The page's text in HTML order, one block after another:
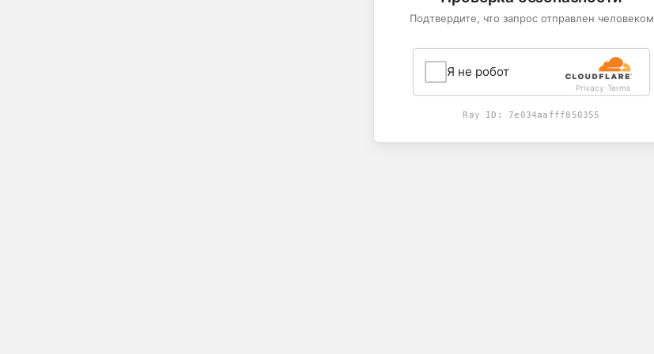
Подтвердите, что запрос отправлен человеком
Я не робот
Privacy-Terms
Ray ID:7e034aafff850355